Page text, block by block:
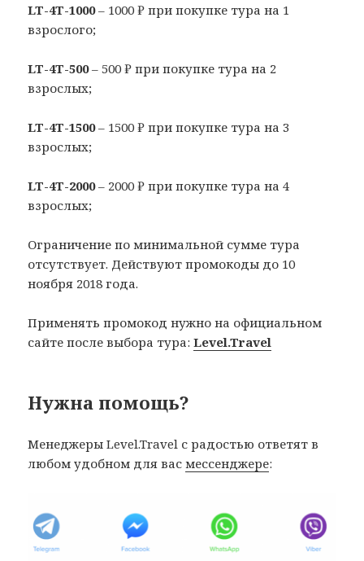
LT-4T-1000– 1000 ₽ при покупке тура на 1
взрослого;
LT-4T-500– 500 ₽ при покупке тура на 2
взрослых;
LT-4T-1500– 1500 ₽ при покупке тура на 3
взрослых;
LT-4T-2000– 2000 ₽ при покупке тура на 4
взрослых;
Ограничение по минимальной сумме тура
отсутствует. Действуют промокоды до 10
ноября 2018 года.
Применять промокод нужно на официальном
сайте после выбора тура:Level.Travel
Нужна помощь?
Менеджеры Level.Travel с радостью ответят в
любом удобном для васмессенджере: